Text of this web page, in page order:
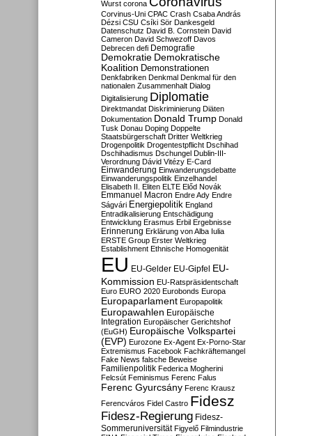
Wurst corona
Corvinus-Uni CPAC Crash Csaba András
Dézsi CSU Csíki Sör Dankesgeld
Datenschutz David B. Cornstein David
Cameron David Schwezoff Davos
Debrecen defi Demografie
Demokratie Demokratische
Koalition Demonstrationen
Denkfabriken Denkmal Denkmal für den
nationalen Zusammenhalt Dialog
Digitalisierung Diplomatie
Direktmandat Diskriminierung Diäten
Dokumentation Donald Trump Donald
Tusk Donau Doping Doppelte
Staatsbürgerschaft Dritter Weltkrieg
Drogenpolitik Drogentestpflicht Dschihad
Dschihadismus Dschungel Dublin-III-
Verordnung Dávid Vitézy E-Card
Einwanderung Einwanderungsdebatte
Einwanderungspolitik Einzelhandel
Elisabeth II. Eliten ELTE Előd Novák
Emmanuel Macron Endre Ady Endre
Ságvári Energiepolitik England
Entradikalisierung Entschädigung
Entwicklung Erasmus Erbil Ergebnisse
Erinnerung Erklärung von Alba Iulia
ERSTE Group Erster Weltkrieg
Establishment Ethnische Homogenität
EU EU-Gelder EU-Gipfel EU-
Kommission EU-Ratspräsidentschaft
Euro EURO 2020 Eurobonds Europa
Europaparlament Europapolitik
Europawahlen Europäische
Integration Europäischer Gerichtshof
(EuGH) Europäische Volkspartei
(EVP) Eurozone Ex-Agent Ex-Porno-Star
Extremismus Facebook Fachkräftemangel
Fake News falsche Beweise
Familienpolitik Federica Mogherini
Felcsút Feminismus Ferenc Falus
Ferenc Gyurcsány Ferenc Krausz
Ferencváros Fidel Castro Fidesz
Fidesz-Regierung Fidesz-
Sommeruniversität Figyelő Filmindustrie